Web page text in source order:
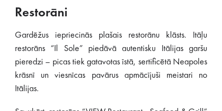
Restorāni
Gardēžus iepriecinās plašais restorānu klāsts. Itāļu
restorāns “Il Sole” piedāvā autentisku Itālijas garšu
pieredzi – picas tiek gatavotas īstā, sertificētā Neapoles
krāsnī un viesnīcas pavārus apmācījuši meistari no
Itālijas.